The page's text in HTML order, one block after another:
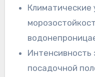
Климатические
Интенсивность
посадочной